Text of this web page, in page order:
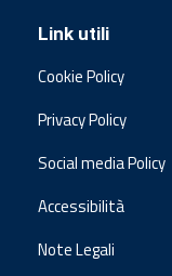
Link utili
Cookie Policy
Privacy Policy
Social media Policy
Accessibilità
Note Legali